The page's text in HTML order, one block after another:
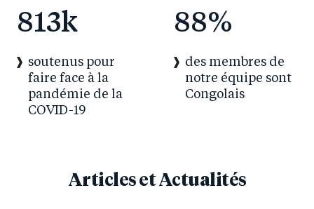
813k
soutenus pour
faire face à la
pandémie de la
COVID-19
88%
des membres de
notre équipe sont
Congolais
Articles et Actualités